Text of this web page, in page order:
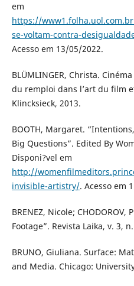
em
https://
se-voltam-contra-
Acesso em 13/05/2022.
BLÜMLINGER, Christa.
du remploi dans l’art du film
Klincksieck, 2013.
BOOTH, Margaret.
Big Questions”. Edited By
Disponi?vel em
http://
invisible-artistry/. Acesso em
BRENEZ, Nicole;
Footage”. Revista Laika, v. 3,
BRUNO, Giuliana. Surface:
and Media. Chicago: